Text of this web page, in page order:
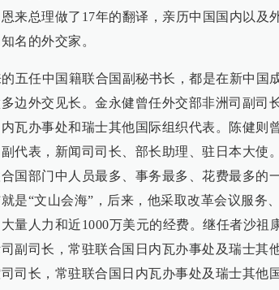
来总理做了17年的翻译，亲历中国国内以及
名的外交家。
五任中国籍联合国副秘书长，都是在新中国
边外交见长。金永健曾任外交部非洲司副司
瓦办事处和瑞士其他国际组织代表。陈健则
代表，新闻司司长、部长助理、驻日本大使
国部门中人员最多、事务最多、花费最多的
是“文山会海”，后来，他采取改革会议服务
量人力和近1000万美元的经费。继任者沙祖
副司长，常驻联合国日内瓦办事处及瑞士其
司长，常驻联合国日内瓦办事处及瑞士其他